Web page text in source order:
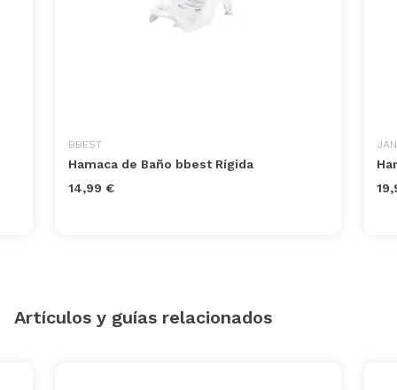
BBEST
Hamaca de Baño bbest Rígida
14,99 €
Artículos y guías relacionados